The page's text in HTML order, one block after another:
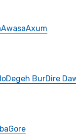
AwasaAxum
Degeh BurDire
Gore